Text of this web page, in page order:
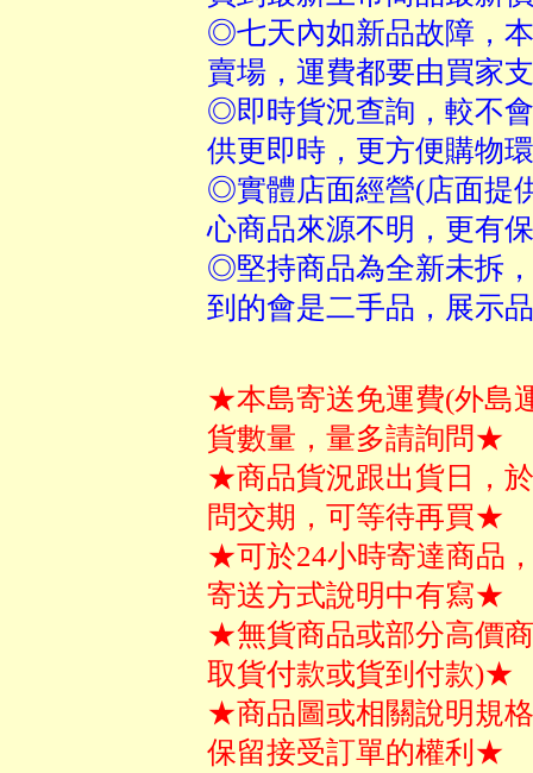
◎七天內如新品故障，
賣場，運費都要由買家
◎即時貨況查詢，較不
供更即時，更方便購物
◎實體店面經營(店面提
心商品來源不明，更有
◎堅持商品為全新未拆
到的會是二手品，展示
★本島寄送免運費(外島
貨數量，量多請詢問★
★商品貨況跟出貨日，
問交期，可等待再買★
★可於24小時寄達商品
寄送方式說明中有寫★
★無貨商品或部分高價
取貨付款或貨到付款)★
★商品圖或相關說明規
保留接受訂單的權利★